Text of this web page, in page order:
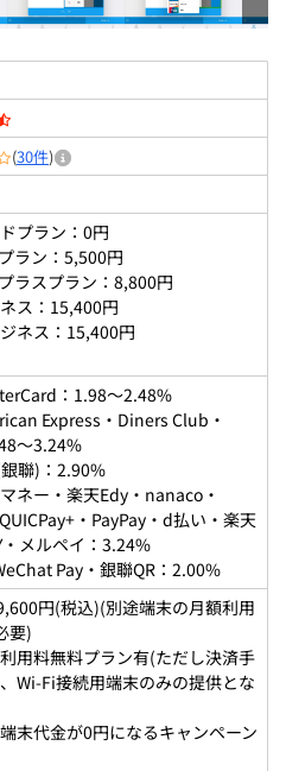
(30件)
プラン：0円
ラン：5,500円
ラスプラン：8,800円
ス：15,400円
ネス：15,400円
：1.98～2.48%
Express・Diners Club・
～3.24%
聯)：2.90%
ネー・楽天Edy・nanaco・
・PayPay・d払い・楽天
メルペイ：3.24%
Pay・銀聯QR：2.00%
円(税込)(別途端末の月額利用
要)
用料無料プラン有(ただし決済手
Wi-Fi接続用端末のみの提供とな
末代金が0円になるキャンペーン